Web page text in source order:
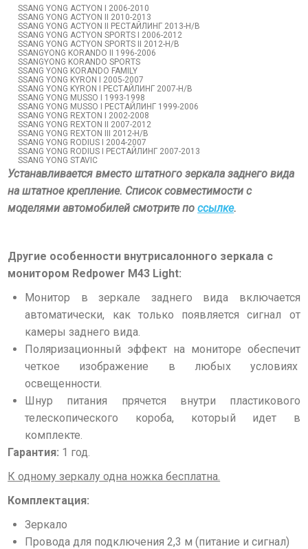
SSANG YONG ACTYON I 2006-2010
SSANG YONG ACTYON II 2010-2013
SSANG YONG ACTYON II РЕСТАЙЛИНГ 2013-Н/В
SSANG YONG ACTYON SPORTS I 2006-2012
SSANG YONG ACTYON SPORTS II 2012-Н/В
SSANGYONG KORANDO II 1996-2006
SSANGYONG KORANDO SPORTS
SSANG YONG KORANDO FAMILY
SSANG YONG KYRON I 2005-2007
SSANG YONG KYRON I РЕСТАЙЛИНГ 2007-Н/В
SSANG YONG MUSSO I 1993-1998
SSANG YONG MUSSO I РЕСТАЙЛИНГ 1999-2006
SSANG YONG REXTON I 2002-2008
SSANG YONG REXTON II 2007-2012
SSANG YONG REXTON III 2012-Н/В
SSANG YONG RODIUS I 2004-2007
SSANG YONG RODIUS I РЕСТАЙЛИНГ 2007-2013
SSANG YONG STAVIC
Устанавливается вместо штатного зеркала заднего вида
на штатное крепление. Список совместимости с
моделями автомобилей смотрите поссылке.
Другие особенности внутрисалонного зеркала с
монитором Redpower M43 Light:
Монитор в зеркале заднего вида включается
автоматически, как только появляется сигнал от
камеры заднего вида.
Поляризационный эффект на мониторе обеспечит
четкое изображение в любых условиях
освещенности.
Шнур питания прячется внутри пластикового
телескопического короба, который идет в
комплекте.
Гарантия: 1 год.
К одному зеркалу одна ножка бесплатна.
Комплектация:
Зеркало
Провода для подключения 2,3 м (питание и сигнал)